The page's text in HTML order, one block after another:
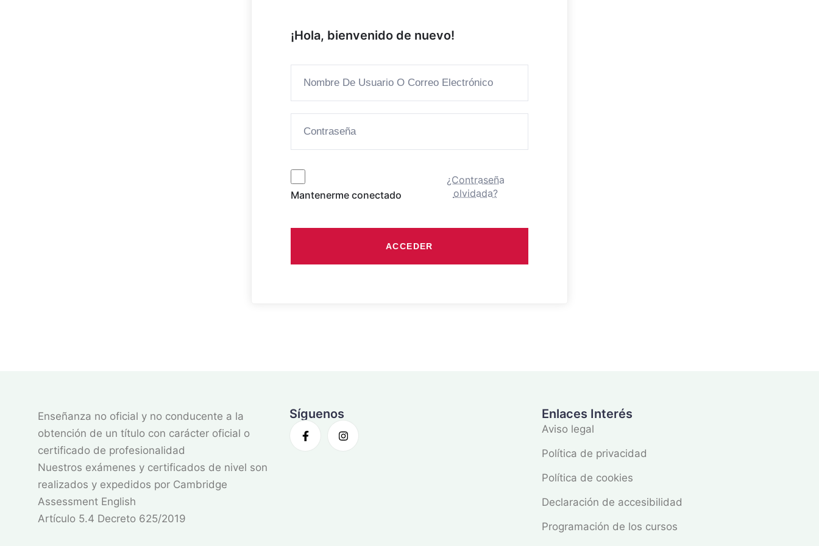
¡Hola, bienvenido de nuevo!
Mantenerme conectado
¿Contraseña
olvidada?
ACCEDER
Enseñanza no oficial y no conducente a la
obtención de un título con carácter oficial o
certificado de profesionalidad
Nuestros exámenes y certificados de nivel son
realizados y expedidos por Cambridge
Assessment English
Artículo 5.4 Decreto 625/2019
Síguenos Enlaces Interés
Aviso legal
Política de privacidad
Política de cookies
Declaración de accesibilidad
Programación de los cursos